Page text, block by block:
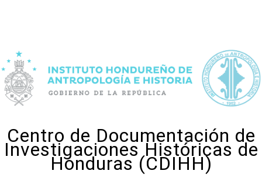
Centro de Documentación de
Investigaciones Históricas de
Honduras (CDIHH)